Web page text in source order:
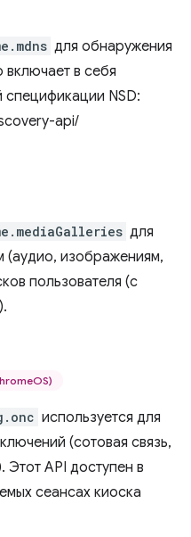
для обнаружения
включает в себя
NSD:
api/
для
(аудио, изображениям,
пользователя (с
используется для
(сотовая связь,
Этот API доступен в
сеансах киоска